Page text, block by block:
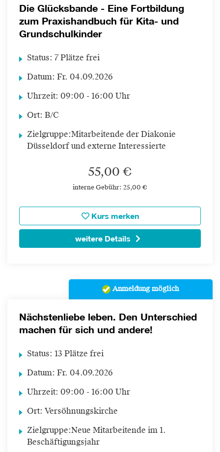
Die Glücksbande - Eine Fortbildung
zum Praxishandbuch für Kita- und
Grundschulkinder
Status: 7 Plätze frei
Datum: Fr. 04.09.2026
Uhrzeit: 09:00 - 16:00 Uhr
Ort: B/C
Zielgruppe:Mitarbeitende der Diakonie
Düsseldorf und externe Interessierte
55,00 €
interne Gebühr: 25,00 €
Kurs merken
weitere Details
Anmeldung möglich
Nächstenliebe leben. Den Unterschied
machen für sich und andere!
Status: 13 Plätze frei
Datum: Fr. 04.09.2026
Uhrzeit: 09:00 - 16:00 Uhr
Ort: Versöhnungskirche
Zielgruppe:Neue Mitarbeitende im 1.
Beschäftigungsjahr